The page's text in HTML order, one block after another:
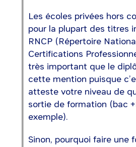
Les écoles privées hors
pour la plupart des titres
RNCP (Répertoire
Certifications
très important que le
cette mention puisque
atteste votre niveau de
sortie de formation (bac
exemple).
Sinon, pourquoi faire une